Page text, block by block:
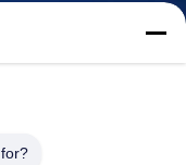
de haute